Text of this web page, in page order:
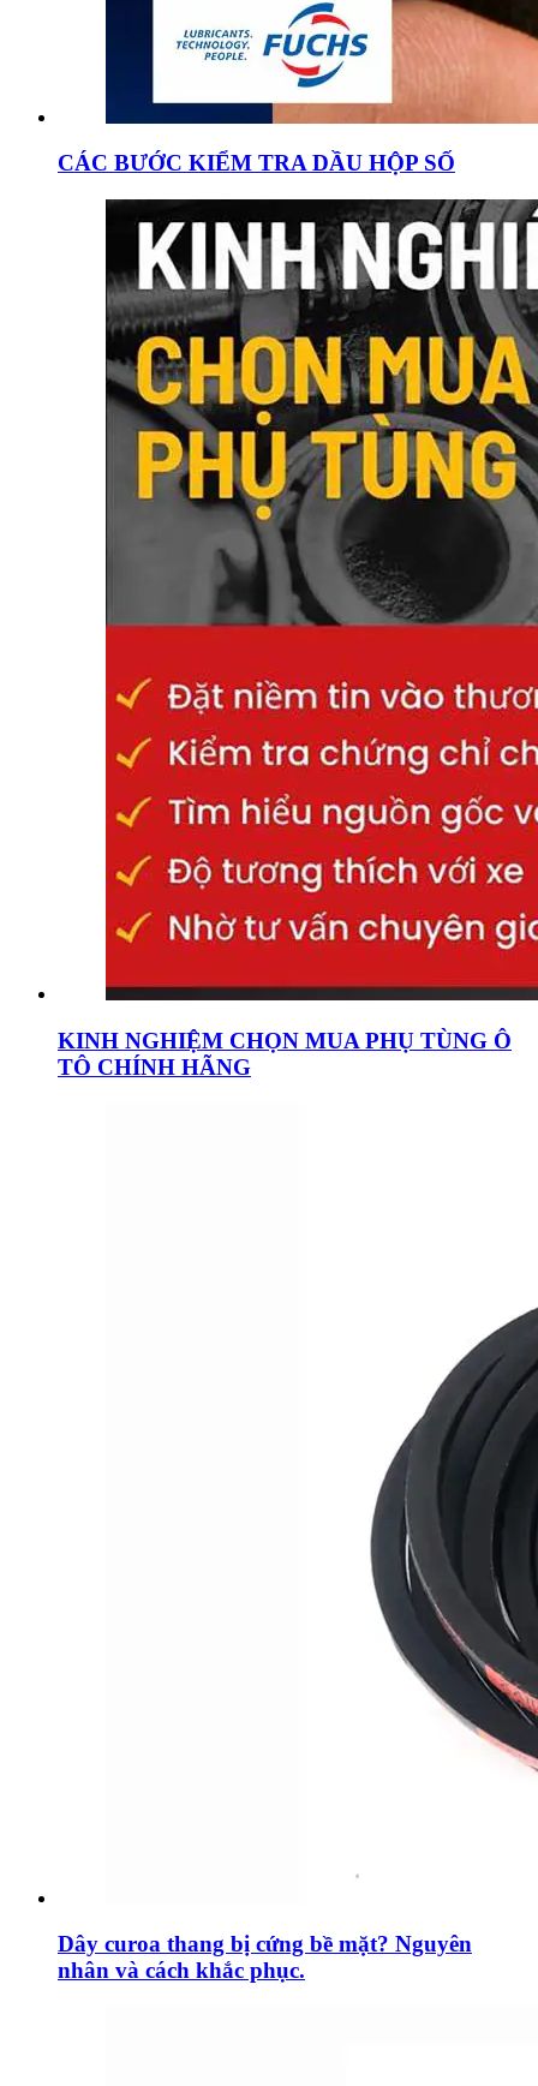
CÁC BƯỚC KIỂM TRA DẦU HỘP SỐ
KINH NGHIỆM CHỌN MUA PHỤ TÙNG Ô
TÔ CHÍNH HÃNG
Dây curoa thang bị cứng bề mặt? Nguyên
nhân và cách khắc phục.